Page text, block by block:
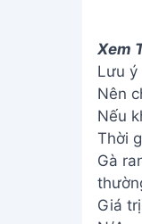
Xem
Lưu ý
Nên
Nếu
Thời
Gà
Giá